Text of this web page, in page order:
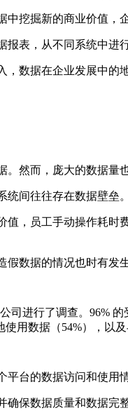
中挖掘新的商业价值，
报表，从不同系统中进
，数据在企业发展中的
然而，庞大的数据量
间往往存在数据壁垒。
值，员工手动操作耗时
假数据的情况也时有发
司进行了调查。96%
用数据（54%），以
平台的数据访问和使用
确保数据质量和数据完